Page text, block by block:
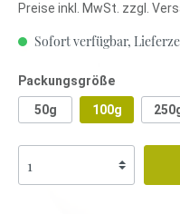
Preise inkl. MwSt. zzgl.
Sofort verfügbar,
Packungsgröße
50g
100g